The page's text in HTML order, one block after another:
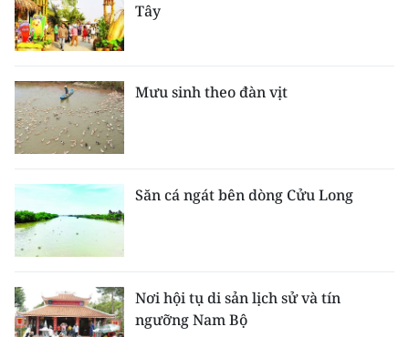
Tây
Mưu sinh theo đàn vịt
Săn cá ngát bên dòng Cửu Long
Nơi hội tụ di sản lịch sử và tín
ngưỡng Nam Bộ